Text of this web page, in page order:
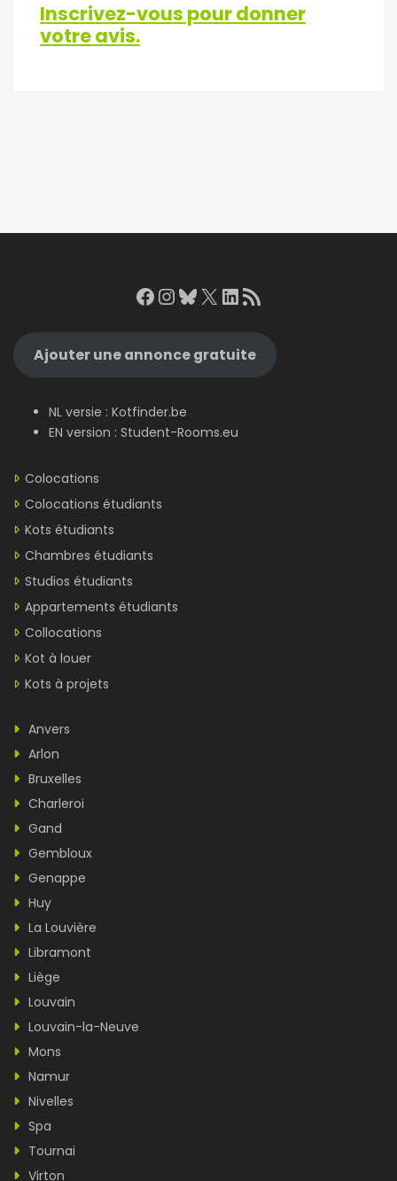
Inscrivez-vous pour donner
votre avis.
Facebook
Instagram
Bluesky
X LinkedIn
RSS Feed
Ajouter une annonce gratuite
NL versie : Kotfinder.be
EN version : Student-Rooms.eu
Colocations
Colocations étudiants
Kots étudiants
Chambres étudiants
Studios étudiants
Appartements étudiants
Collocations
Kot à louer
Kots à projets
Anvers
Arlon
Bruxelles
Charleroi
Gand
Gembloux
Genappe
Huy
La Louvière
Libramont
Liège
Louvain
Louvain-la-Neuve
Mons
Namur
Nivelles
Spa
Tournai
Virton